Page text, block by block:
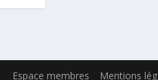
Espace membres Mentions